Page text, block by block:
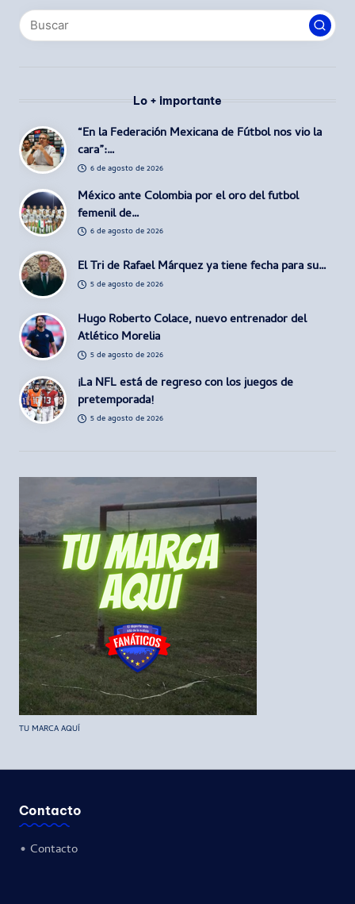
Lo + importante
“En la Federación Mexicana de Fútbol nos vio la
cara”:…
6 de agosto de 2026
México ante Colombia por el oro del futbol
femenil de…
6 de agosto de 2026
El Tri de Rafael Márquez ya tiene fecha para su…
5 de agosto de 2026
Hugo Roberto Colace, nuevo entrenador del
Atlético Morelia
5 de agosto de 2026
¡La NFL está de regreso con los juegos de
pretemporada!
5 de agosto de 2026
TU MARCA AQUÍ
Contacto
• Contacto